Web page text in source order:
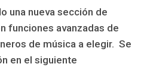
una nueva sección de
funciones avanzadas de
de música a elegir. Se
en el siguiente